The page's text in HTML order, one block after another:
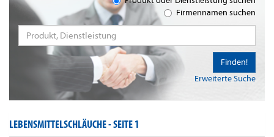
Firmennamen suchen
Erweiterte Suche
Finden!
LEBENSMITTELSCHLÄUCHE -SEITE 1